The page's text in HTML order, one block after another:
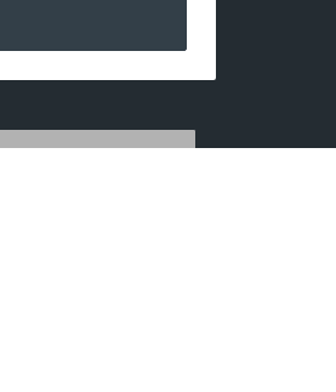
-10% di scontosul